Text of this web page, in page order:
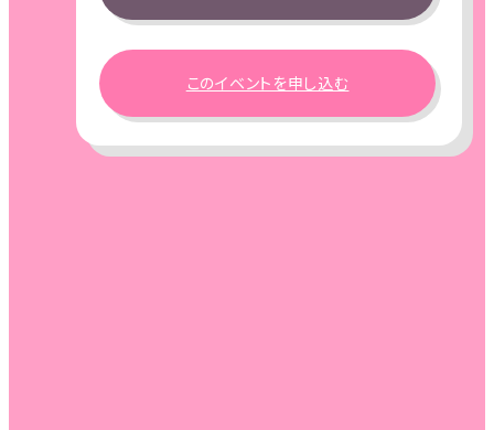
このイベントを申し込む